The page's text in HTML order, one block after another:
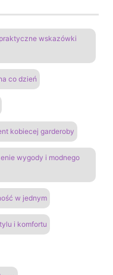
wskazówki
co dzień
kobiecej garderoby
wygody i modnego
w jednym
i komfortu